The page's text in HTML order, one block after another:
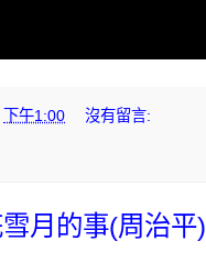
下午1:00 沒有留言:
月的事(周治平)